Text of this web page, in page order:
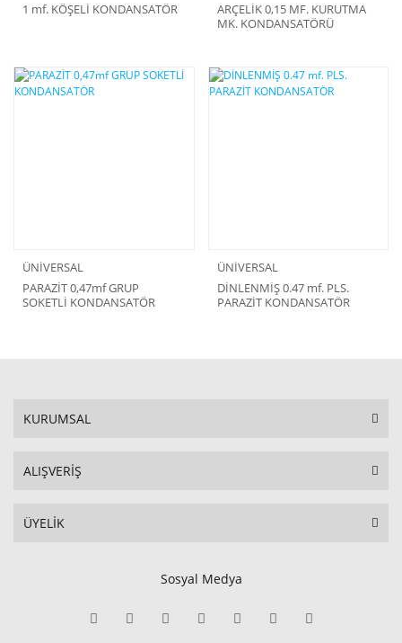
1 mf. KÖŞELİ KONDANSATÖR
ARÇELİK 0,15 MF. KURUTMA
MK. KONDANSATÖRÜ
ÜNİVERSAL
PARAZİT 0,47mf GRUP
SOKETLİ KONDANSATÖR
ÜNİVERSAL
DİNLENMİŞ 0.47 mf. PLS.
PARAZİT KONDANSATÖR
KURUMSAL
ALIŞVERİŞ
ÜYELİK
Sosyal Medya